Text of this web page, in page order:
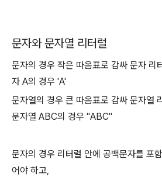
문자와 문자열 리터럴
문자의 경우 작은 따옴표로 감싸 문자 리
자 A의 경우 'A'
문자열의 경우 큰 따옴표로 감싸 문자열
문자열 ABC의 경우 "ABC"
문자의 경우 리터럴 안에 공백문자를 포
어야 하고,